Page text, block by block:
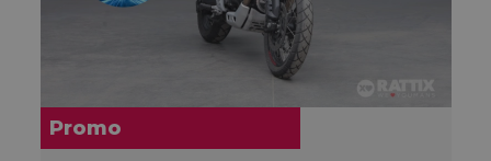
Promo